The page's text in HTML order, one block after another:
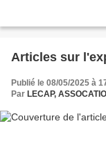
Articles sur
Publié le 08/05/2025 à
Par LECAP,